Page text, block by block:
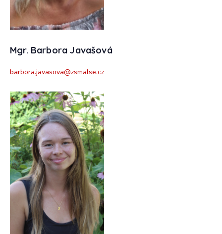
Mgr. Barbora Javašová
barbora.javasova@zsmalse.cz